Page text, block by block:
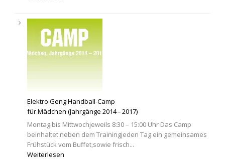
Elektro Geng Handball-Camp
für Mädchen (Jahrgänge 2014 – 2017)
Montag bis Mittwochjeweils 8:30 – 15:00 Uhr Das Camp
beinhaltet neben dem Trainingjeden Tag ein gemeinsames
Frühstück vom Buffet,sowie frisch...
Weiterlesen